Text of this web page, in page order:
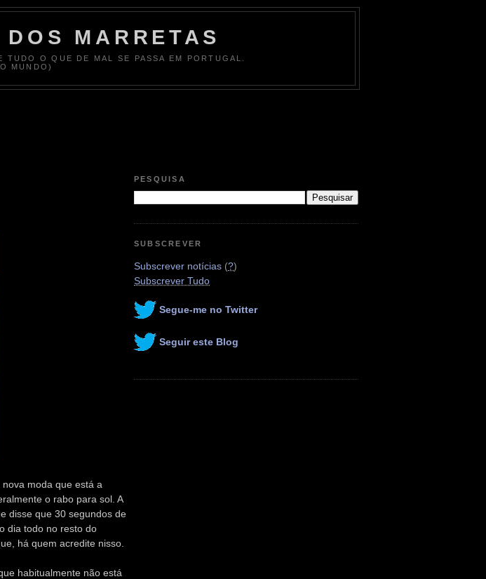
MARRETAS
O QUE DE MAL SE PASSA EM PORTUGAL.
MUNDO)
moda que está a
o rabo para sol. A
disse que 30 segundos de
dia todo no resto do
há quem acredite nisso.
habitualmente não está
PESQUISA
SUBSCREVER
Subscrever notícias (?)
Subscrever Tudo
Segue-me no Twitter
Seguir este Blog